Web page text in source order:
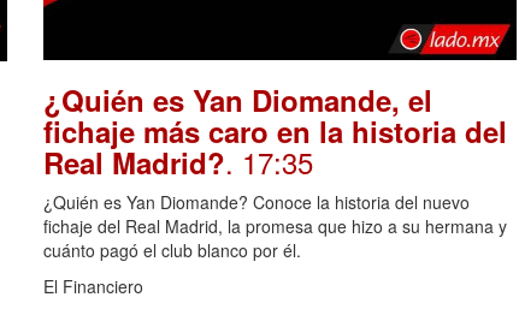
¿Quién es Yan Diomande, el
fichaje más caro en la historia del
Real Madrid?. 17:35
¿Quién es Yan Diomande? Conoce la historia del nuevo
fichaje del Real Madrid, la promesa que hizo a su hermana y
cuánto pagó el club blanco por él.
El Financiero